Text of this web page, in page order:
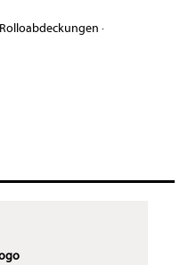
Rolloabdeckungen ·